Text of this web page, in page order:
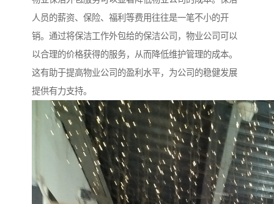
人员的薪资、保险、福利等费用往往是一笔不小的开
销。通过将保洁工作外包给的保洁公司，物业公司可以
以合理的价格获得的服务，从而降低维护管理的成本。
这有助于提高物业公司的盈利水平，为公司的稳健发展
提供有力支持。